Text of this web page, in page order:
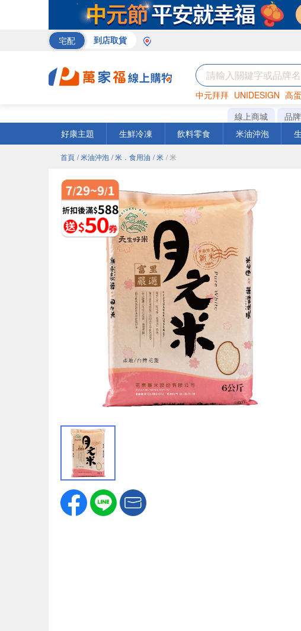
宅配 到店取貨
中元拜拜 UNIDESIGN 高
罐頭 咖啡 海苔
線上商城 品
好康主題
生鮮冷凍 飲料零食 米油沖泡
首頁 / 米油沖泡 / 米．食用油 / 米 / 米